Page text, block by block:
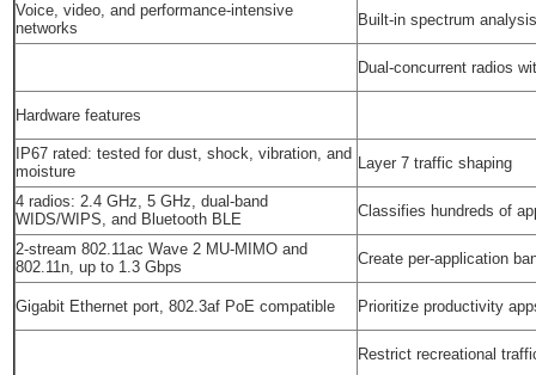
Voice, video, and performance-intensive
networks
Built-in spectrum
Dual-concurrent radios
Hardware features
IP67 rated: tested for dust, shock, vibration, and
moisture
Layer 7 traffic shaping
4 radios: 2.4 GHz, 5 GHz, dual-band
WIDS/WIPS, and Bluetooth BLE
Classifies hundreds of
2-stream 802.11ac Wave 2 MU-MIMO and
802.11n, up to 1.3 Gbps
Create per-application
Gigabit Ethernet port, 802.3af PoE compatible Prioritize productivity
Restrict recreational